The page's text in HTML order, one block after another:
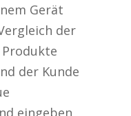
Gerät
der
der Kunde
eingeben